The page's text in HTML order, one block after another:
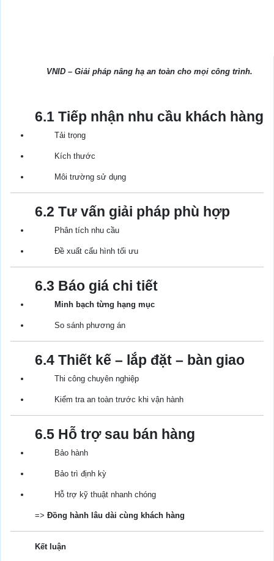
VNID – Giải pháp nâng hạ an toàn cho mọi công trình.
6.1 Tiếp nhận nhu cầu khách hàng
Tải trọng
Kích thước
Môi trường sử dụng
6.2 Tư vấn giải pháp phù hợp
Phân tích nhu cầu
Đề xuất cấu hình tối ưu
6.3 Báo giá chi tiết
Minh bạch từng hạng mục
So sánh phương án
6.4 Thiết kế – lắp đặt – bàn giao
Thi công chuyên nghiệp
Kiểm tra an toàn trước khi vận hành
6.5 Hỗ trợ sau bán hàng
Bảo hành
Bảo trì định kỳ
Hỗ trợ kỹ thuật nhanh chóng
=> Đồng hành lâu dài cùng khách hàng
Kết luận